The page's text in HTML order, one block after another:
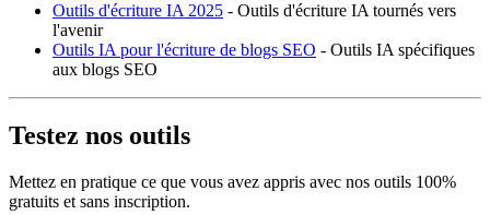
Outils d'écriture IA 2025 - Outils d'écriture IA tournés vers
l'avenir
Outils IA pour l'écriture de blogs SEO - Outils IA spécifiques
aux blogs SEO
Testez nos outils
Mettez en pratique ce que vous avez appris avec nos outils 100%
gratuits et sans inscription.